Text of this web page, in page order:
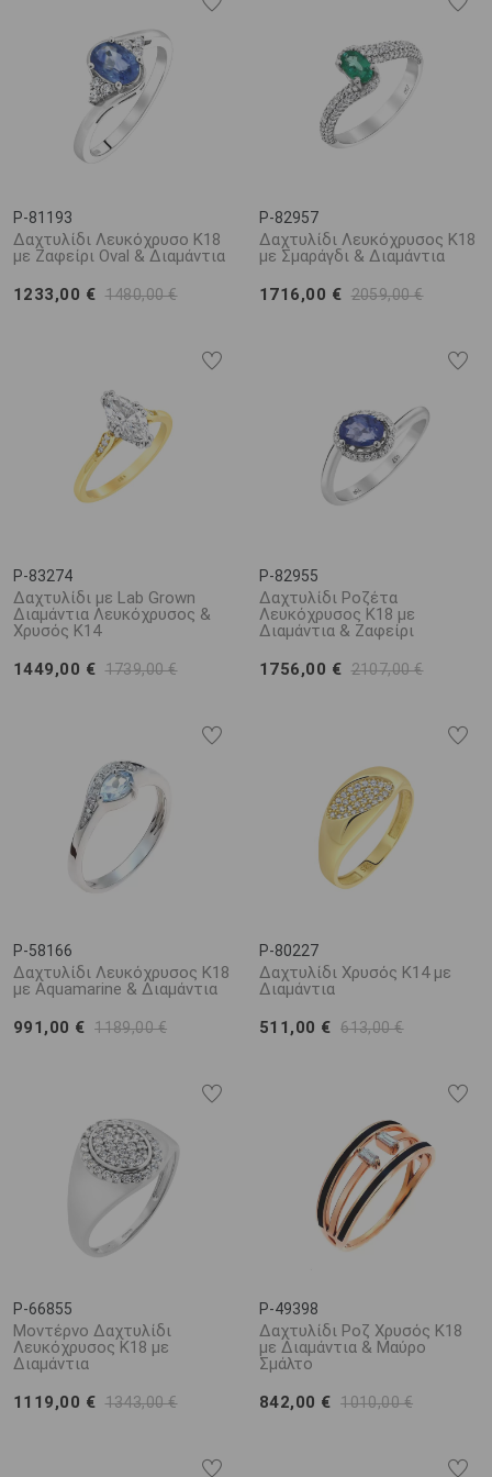
P-81193
Δαχτυλίδι Λευκόχρυσο K18
με Ζαφείρι Oval & Διαμάντια
1233,00 € 1480,00 €
P-82957
Δαχτυλίδι Λευκόχρυσος K18
με Σμαράγδι & Διαμάντια
1716,00 € 2059,00 €
P-83274
Δαχτυλίδι με Lab Grown
Διαμάντια Λευκόχρυσος &
Χρυσός K14
1449,00 € 1739,00 €
P-82955
Δαχτυλίδι Ροζέτα
Λευκόχρυσος K18 με
Διαμάντια & Ζαφείρι
1756,00 € 2107,00 €
P-58166
Δαχτυλίδι Λευκόχρυσος Κ18
με Aquamarine & Διαμάντια
991,00 € 1189,00 €
P-80227
Δαχτυλίδι Χρυσός Κ14 με
Διαμάντια
511,00 € 613,00 €
P-66855
Μοντέρνο Δαχτυλίδι
Λευκόχρυσος Κ18 με
Διαμάντια
1119,00 € 1343,00 €
P-49398
Δαχτυλίδι Ροζ Χρυσός Κ18
με Διαμάντια & Μαύρο
Σμάλτο
842,00 € 1010,00 €